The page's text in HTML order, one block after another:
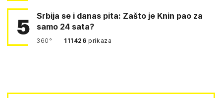
5
Srbija se i danas pita: Zašto je Knin pao za
samo 24 sata?
360° 111426prikaza